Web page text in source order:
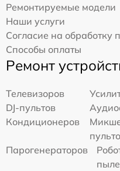
Ремонтируемые модели
Наши услуги
Согласие на
Способы оплаты
Ремонт
Телевизоров
DJ-пультов
Кондиционеров
Парогенераторов